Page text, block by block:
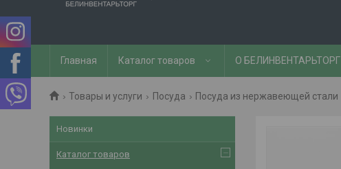
Главная Каталог товаров О БЕЛИНВЕНТАРЬТОРГ
Товары и услуги Посуда Посуда из нержавеющей стали
Новинки
Каталог товаров